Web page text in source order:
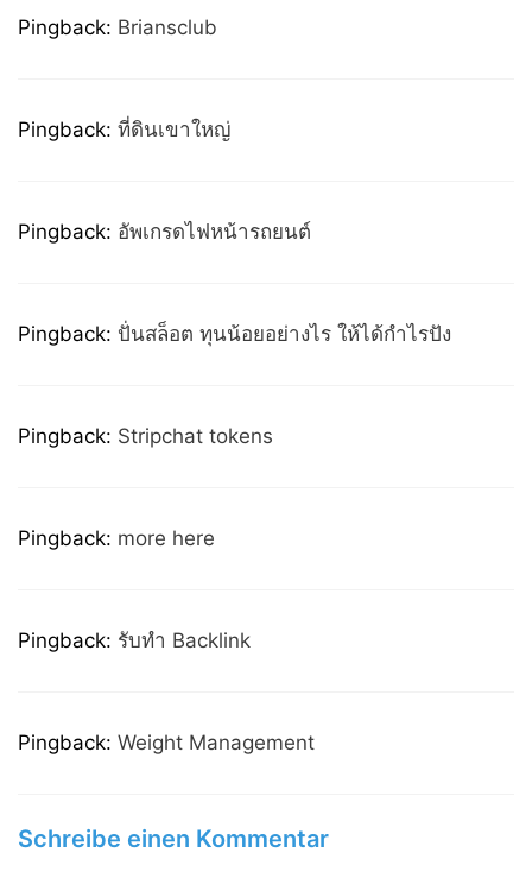
Pingback: Briansclub
Pingback: ที่ดินเขาใหญ่
Pingback: อัพเกรดไฟหน้ารถยนต์
Pingback: ปั่นสล็อต ทุนน้อยอย่างไร ให้ได้กำไรปัง
Pingback: Stripchat tokens
Pingback: more here
Pingback: รับทำ Backlink
Pingback: Weight Management
Schreibe einen Kommentar